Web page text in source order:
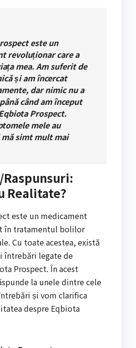
este un
revoluționar care a
mea. Am suferit de
și am încercat
dar nimic nu a
când am început
Prospect.
mele au
simt mult mai
Realitate?
este un medicament
în tratamentul bolilor
Cu toate acestea, există
legate de
Prospect. În acest
la unele dintre cele
și vom clarifica
despre Eqbiota